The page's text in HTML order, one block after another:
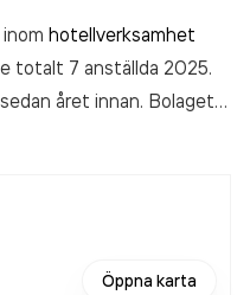
hotellverksamhet
totalt 7 anställda 2025.
året innan. Bolaget
Öppna karta